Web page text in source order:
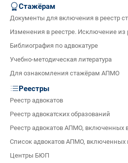
Стажёрам
Документы для включения в реестр
Изменения в реестре. Исключение из
Библиография по адвокатуре
Учебно-методическая литература
Для ознакомления стажёрам АПМО
Реестры
Реестр адвокатов
Реестр адвокатских образований
Реестр адвокатов АПМО, включенных
Список адвокатов АПМО, включенных
Центры БЮП